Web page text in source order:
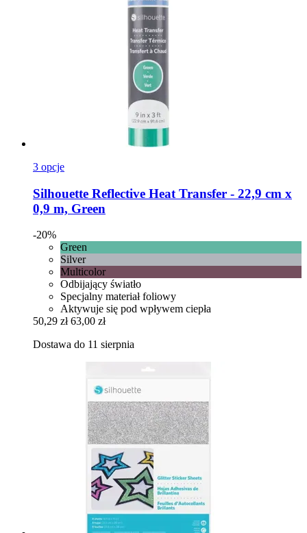
3 opcje
Silhouette Reflective Heat Transfer -​ 22,9 cm x
0,9 m, Green
-20%
Green
Silver
Multicolor
Odbijający światło
Specjalny materiał foliowy
Aktywuje się pod wpływem ciepła
50,29 zł 63,00 zł
Dostawa do 11 sierpnia